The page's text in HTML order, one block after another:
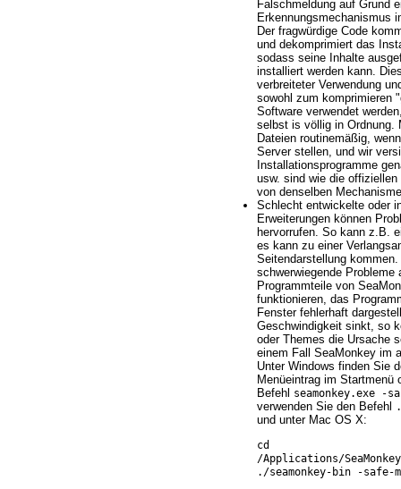
Falschmeldung auf Grund
Erkennungsmechanismus
Der fragwürdige Code
und dekomprimiert das
sodass seine Inhalte
installiert werden kann.
verbreiteter Verwendung
sowohl zum komprimieren
Software verwendet
selbst is völlig in Ordnung.
Dateien routinemäßig,
Server stellen, und wir
Installationsprogramme
usw. sind wie die
von denselben
Schlecht entwickelte oder
Erweiterungen können
hervorrufen. So kann z.B.
es kann zu einer
Seitendarstellung
schwerwiegende
Programmteile von
funktionieren, das
Fenster fehlerhaft
Geschwindigkeit sinkt, so
oder Themes die Ursache
einem Fall SeaMonkey im
Unter Windows finden Sie
Menüeintrag im Startmenü
Befehl seamonkey.exe -
verwenden Sie den Befehl
und unter Mac OS X:
cd
/Applications/
./seamonkey-bin -safe-